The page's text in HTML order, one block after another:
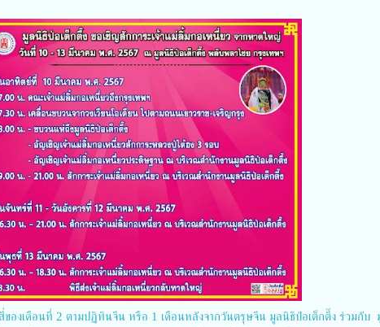
องเดือนที่ 2 ตามปฏิทินจีน หรือ 1 เดือนหลังจากวันตรุษจีน มูลนิธิป่อเต็กตึ๊ง ร่วมกับ